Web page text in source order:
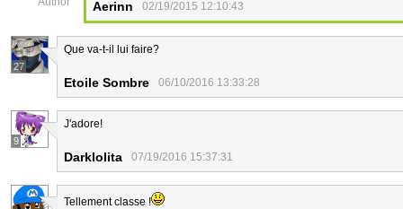
Aerinn 02/19/2015 12:10:43
27
Que va-t-il lui faire?
Etoile Sombre 06/10/2016 13:33:28
9
J'adore!
Darklolita 07/19/2016 15:37:31
Tellement classe !